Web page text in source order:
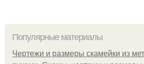
Популярные материалы
Чертежи и размеры скамейки из